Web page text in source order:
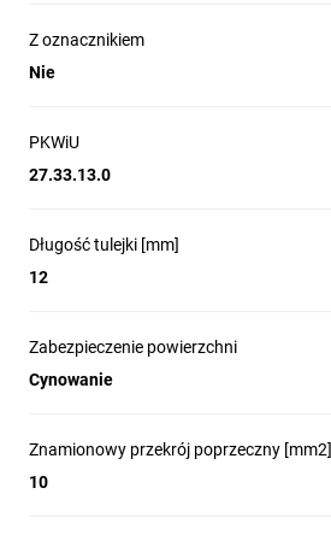
Z oznacznikiem
Nie
PKWiU
27.33.13.0
Długość tulejki [mm]
12
Zabezpieczenie powierzchni
Cynowanie
Znamionowy przekrój poprzeczny [mm2]
10